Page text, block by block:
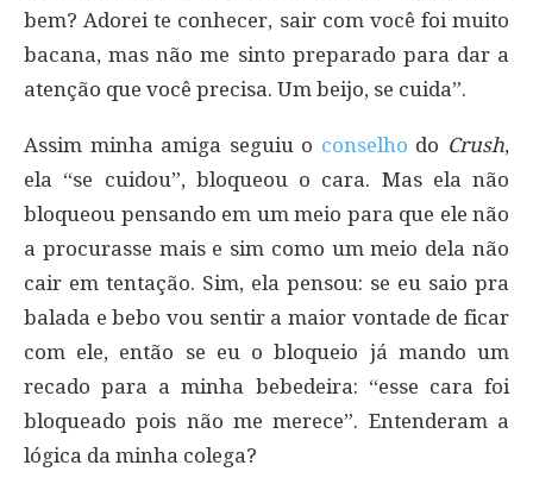
bem? Adorei te conhecer, sair com você foi muito
bacana, mas não me sinto preparado para dar a
atenção que você precisa. Um beijo, se cuida”.
Assim minha amiga seguiu o conselho do Crush,
ela “se cuidou”, bloqueou o cara. Mas ela não
bloqueou pensando em um meio para que ele não
a procurasse mais e sim como um meio dela não
cair em tentação. Sim, ela pensou: se eu saio pra
balada e bebo vou sentir a maior vontade de ficar
com ele, então se eu o bloqueio já mando um
recado para a minha bebedeira: “esse cara foi
bloqueado pois não me merece”. Entenderam a
lógica da minha colega?